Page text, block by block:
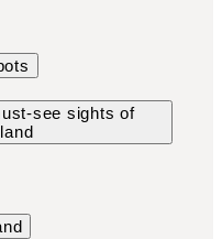
see sights of